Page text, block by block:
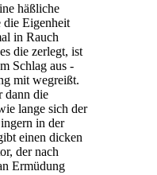
häßliche
die Eigenheit
in Rauch
die zerlegt, ist
Schlag aus -
mit wegreißt.
dann die
lange sich der
in der
einen dicken
der nach
Ermüdung